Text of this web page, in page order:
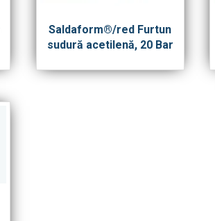
Saldaform®/red Furtun
sudură acetilenă, 20 Bar